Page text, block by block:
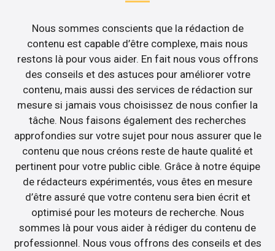
Nous sommes conscients que la rédaction de
contenu est capable d’être complexe, mais nous
restons là pour vous aider. En fait nous vous offrons
des conseils et des astuces pour améliorer votre
contenu, mais aussi des services de rédaction sur
mesure si jamais vous choisissez de nous confier la
tâche. Nous faisons également des recherches
approfondies sur votre sujet pour nous assurer que le
contenu que nous créons reste de haute qualité et
pertinent pour votre public cible. Grâce à notre équipe
de rédacteurs expérimentés, vous êtes en mesure
d’être assuré que votre contenu sera bien écrit et
optimisé pour les moteurs de recherche. Nous
sommes là pour vous aider à rédiger du contenu de
professionnel. Nous vous offrons des conseils et des